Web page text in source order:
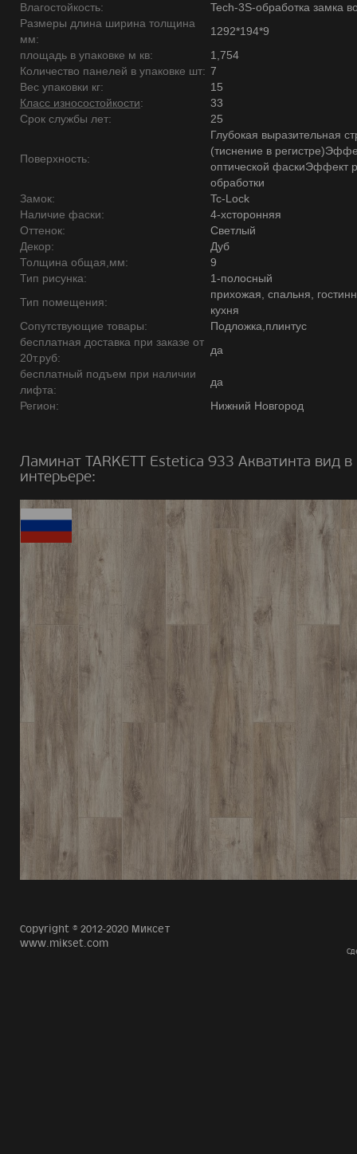
Влагостойкость:
Tech-3S-обработка замка
Размеры длина ширина толщина
мм:
1292*194*9
площадь в упаковке м кв:
1,754
Количество панелей в упаковке шт: 7
Вес упаковки кг:
15
Класс износостойкости:
33
Срок службы лет:
25
Поверхность:
Глубокая выразительная
(тиснение в
оптической фаскиЭффект
обработки
Замок:
Tc-Lock
Наличие фаски:
4-хсторонняя
Оттенок:
Светлый
Декор:
Дуб
Толщина общая,мм:
9
Тип рисунка:
1-полосный
Тип помещения:
прихожая, спальня,
кухня
Сопутствующие товары:
Подложка,плинтус
бесплатная доставка при заказе от
20т.руб:
да
бесплатный подъем при наличии
лифта:
да
Регион:
Нижний Новгород
Ламинат TARKETT Estetica 933 Акватинта вид в
интерьере:
Copyright © 2012-2020 Миксет
www.mikset.com